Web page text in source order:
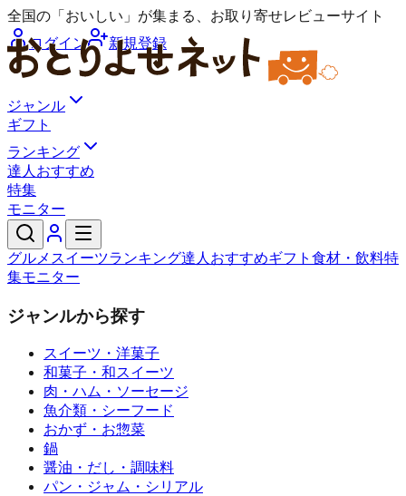
全国の「おいしい」が集まる、お取り寄せレビューサイト
ログイン
新規登録
ジャンル
ギフト
ランキング
達人おすすめ
特集
モニター
グルメ スイーツランキング達人おすすめギフト 食材・飲料特
集モニター
ジャンルから探す
スイーツ・洋菓子
和菓子・和スイーツ
肉・ハム・ソーセージ
魚介類・シーフード
おかず・お惣菜
鍋
醤油・だし・調味料
パン・ジャム・シリアル